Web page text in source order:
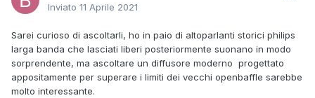
Inviato 11 Aprile 2021
Sarei curioso di ascoltarli, ho in paio di altoparlanti storici philips
larga banda che lasciati liberi posteriormente suonano in modo
sorprendente, ma ascoltare un diffusore moderno progettato
appositamente per superare i limiti dei vecchi openbaffle sarebbe
molto interessante.